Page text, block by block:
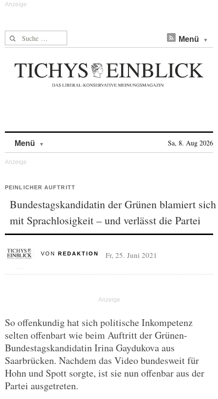
Suche nach: Menü
Menü Sa, 8. Aug 2026
PEINLICHER AUFTRITT
Bundestagskandidatin der Grünen blamiert sich
mit Sprachlosigkeit – und verlässt die Partei
VON REDAKTION Fr, 25. Juni 2021
So offenkundig hat sich politische Inkompetenz
selten offenbart wie beim Auftritt der Grünen-
Bundestagskandidatin Irina Gaydukova aus
Saarbrücken. Nachdem das Video bundesweit für
Hohn und Spott sorgte, ist sie nun offenbar aus der
Partei ausgetreten.